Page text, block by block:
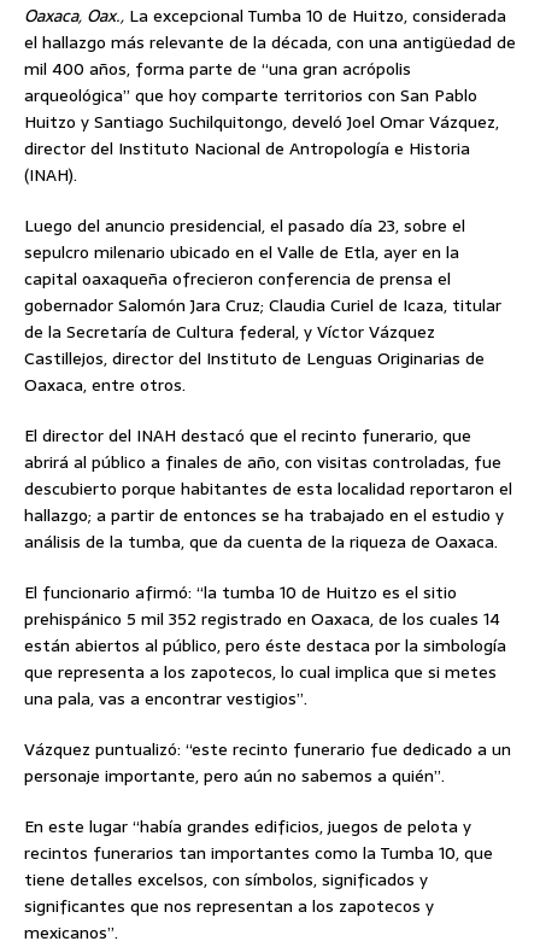
Oaxaca, Oax., La excepcional Tumba 10 de Huitzo, considerada
el hallazgo más relevante de la década, con una antigüedad de
mil 400 años, forma parte de “una gran acrópolis
arqueológica” que hoy comparte territorios con San Pablo
Huitzo y Santiago Suchilquitongo, develó Joel Omar Vázquez,
director del Instituto Nacional de Antropología e Historia
(INAH).
Luego del anuncio presidencial, el pasado día 23, sobre el
sepulcro milenario ubicado en el Valle de Etla, ayer en la
capital oaxaqueña ofrecieron conferencia de prensa el
gobernador Salomón Jara Cruz; Claudia Curiel de Icaza, titular
de la Secretaría de Cultura federal, y Víctor Vázquez
Castillejos, director del Instituto de Lenguas Originarias de
Oaxaca, entre otros.
El director del INAH destacó que el recinto funerario, que
abrirá al público a finales de año, con visitas controladas, fue
descubierto porque habitantes de esta localidad reportaron el
hallazgo; a partir de entonces se ha trabajado en el estudio y
análisis de la tumba, que da cuenta de la riqueza de Oaxaca.
El funcionario afirmó: “la tumba 10 de Huitzo es el sitio
prehispánico 5 mil 352 registrado en Oaxaca, de los cuales 14
están abiertos al público, pero éste destaca por la simbología
que representa a los zapotecos, lo cual implica que si metes
una pala, vas a encontrar vestigios”.
Vázquez puntualizó: “este recinto funerario fue dedicado a un
personaje importante, pero aún no sabemos a quién”.
En este lugar “había grandes edificios, juegos de pelota y
recintos funerarios tan importantes como la Tumba 10, que
tiene detalles excelsos, con símbolos, significados y
significantes que nos representan a los zapotecos y
mexicanos”.